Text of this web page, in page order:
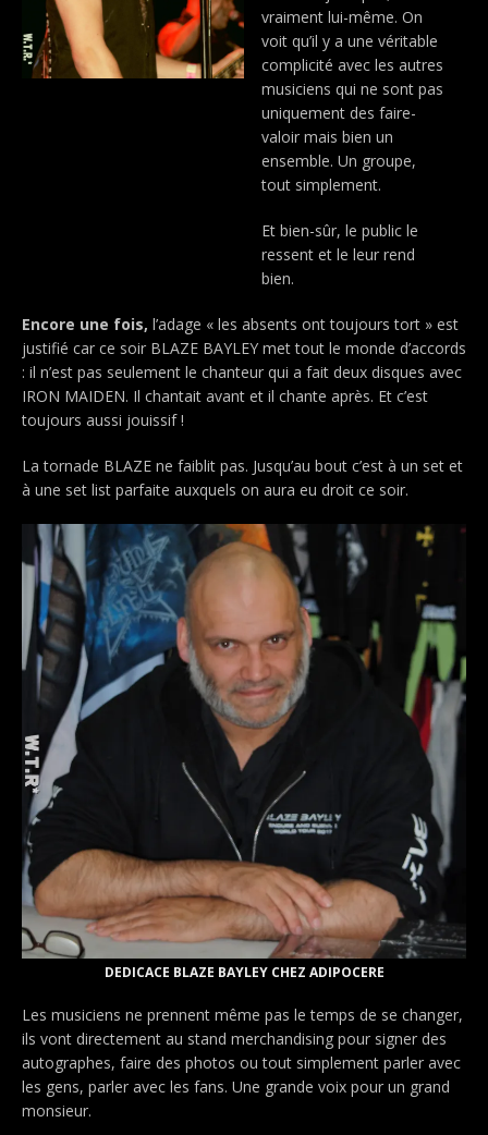
vraiment lui-même. On
voit qu’il y a une véritable
complicité avec les autres
musiciens qui ne sont pas
uniquement des faire-
valoir mais bien un
ensemble. Un groupe,
tout simplement.
Et bien-sûr, le public le
ressent et le leur rend
bien.
Encore une fois, l’adage « les absents ont toujours tort » est
justifié car ce soir BLAZE BAYLEY met tout le monde d’accords
: il n’est pas seulement le chanteur qui a fait deux disques avec
IRON MAIDEN. Il chantait avant et il chante après. Et c’est
toujours aussi jouissif !
La tornade BLAZE ne faiblit pas. Jusqu’au bout c’est à un set et
à une set list parfaite auxquels on aura eu droit ce soir.
DEDICACE BLAZE BAYLEY CHEZ ADIPOCERE
Les musiciens ne prennent même pas le temps de se changer,
ils vont directement au stand merchandising pour signer des
autographes, faire des photos ou tout simplement parler avec
les gens, parler avec les fans. Une grande voix pour un grand
monsieur.